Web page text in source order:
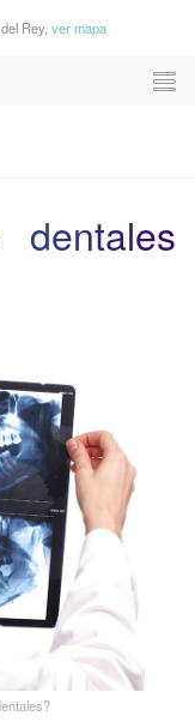
Rey, ver mapa
dentales